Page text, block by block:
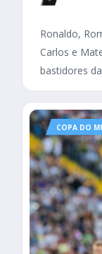
Ronaldo,
Carlos e
bastidores
COPA DO